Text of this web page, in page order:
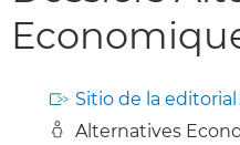
Sitio de la editorial
Alternatives